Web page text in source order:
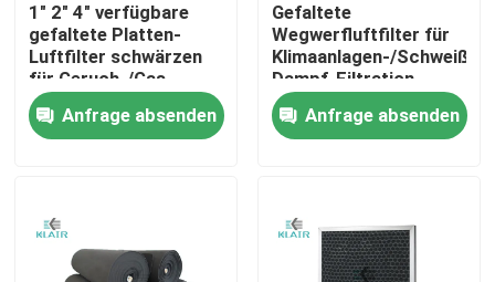
Produkte
1" 2" 4" verfügbare
gefaltete Platten-
Luftfilter schwärzen
für Geruch-/Gas-
Filtration
Anfrage absenden
Gefaltete
Wegwerfluftfilter für
Klimaanlagen-/
Dampf-Filtration
Anfrage absenden